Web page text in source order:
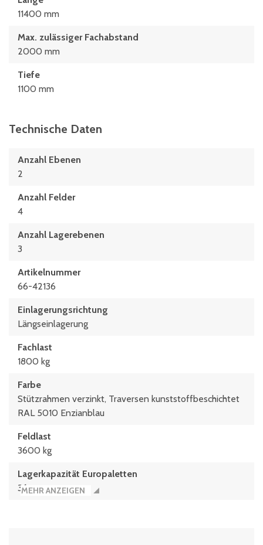
11400 mm
Max. zulässiger Fachabstand
2000 mm
Tiefe
1100 mm
Technische Daten
Anzahl Ebenen
2
Anzahl Felder
4
Anzahl Lagerebenen
3
Artikelnummer
66-42136
Einlagerungsrichtung
Längseinlagerung
Fachlast
1800 kg
Farbe
Stützrahmen verzinkt, Traversen kunststoffbeschichtet
RAL 5010 Enzianblau
Feldlast
3600 kg
Lagerkapazität Europaletten
36
MEHR ANZEIGEN